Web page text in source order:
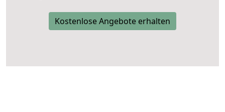
Kostenlose Angebote erhalten